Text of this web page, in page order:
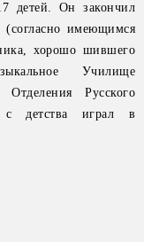
детей. Он закончил
(согласно имеющимся
хорошо шившего
Училище
Отделения Русского
с детства играл в